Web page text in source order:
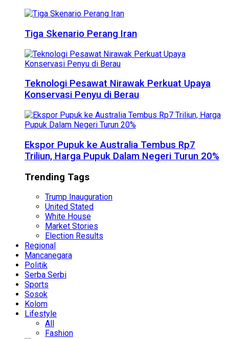
Tiga Skenario Perang Iran
Teknologi Pesawat Nirawak Perkuat Upaya
Konservasi Penyu di Berau
Ekspor Pupuk ke Australia Tembus Rp7
Triliun, Harga Pupuk Dalam Negeri Turun 20%
Trending Tags
Trump Inauguration
United Stated
White House
Market Stories
Election Results
Regional
Mancanegara
Politik
Serba Serbi
Sports
Sosok
Kolom
Lifestyle
All
Fashion